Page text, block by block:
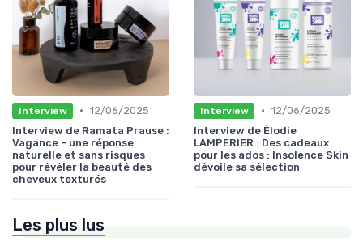
Interview • 12/06/2025
Interview de Ramata Prause :
Vagance - une réponse
naturelle et sans risques
pour révéler la beauté des
cheveux texturés
Interview • 12/06/2025
Interview de Élodie
LAMPERIER : Des cadeaux
pour les ados : Insolence Skin
dévoile sa sélection
Les plus lus